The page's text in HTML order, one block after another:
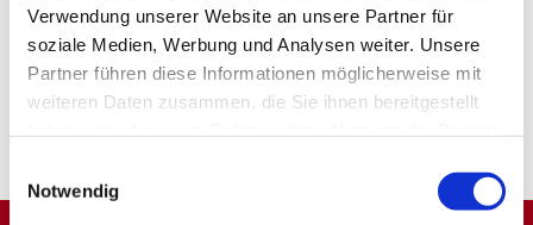
Verwendung unserer Website an unsere Partner für
soziale Medien, Werbung und Analysen weiter. Unsere
Partner führen diese Informationen möglicherweise mit
weiteren Daten zusammen, die Sie ihnen bereitgestellt
Notwendig